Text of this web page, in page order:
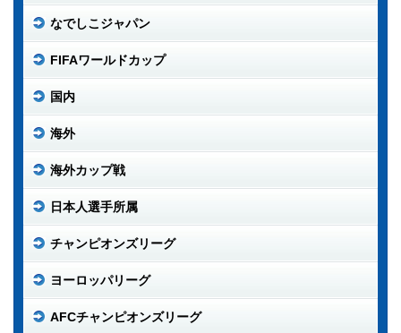
なでしこジャパン
FIFAワールドカップ
国内
海外
海外カップ戦
日本人選手所属
チャンピオンズリーグ
ヨーロッパリーグ
AFCチャンピオンズリーグ